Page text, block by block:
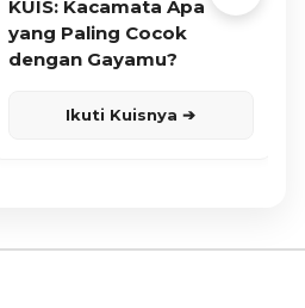
KUIS: Kacamata Apa
yang Paling Cocok
dengan Gayamu?
Ikuti Kuisnya ➔